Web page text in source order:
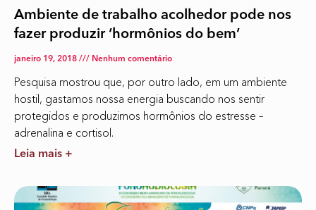
Ambiente de trabalho acolhedor pode nos
fazer produzir ‘hormônios do bem’
janeiro 19, 2018 Nenhum comentário
Pesquisa mostrou que, por outro lado, em um ambiente
hostil, gastamos nossa energia buscando nos sentir
protegidos e produzimos hormônios do estresse –
adrenalina e cortisol.
Leia mais +